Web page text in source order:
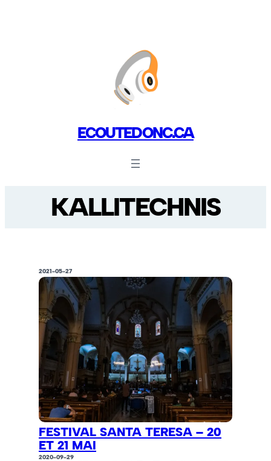
ECOUTEDONC.CA
KALLITECHNIS
2021-05-27
FESTIVAL SANTA TERESA – 20
ET 21 MAI
2020-09-29